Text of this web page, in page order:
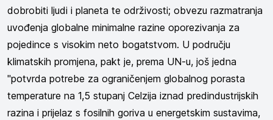
dobrobiti ljudi i planeta te održivosti; obvezu razmatranja
uvođenja globalne minimalne razine oporezivanja za
pojedince s visokim neto bogatstvom. U području
klimatskih promjena, pakt je, prema UN-u, još jedna
"potvrda potrebe za ograničenjem globalnog porasta
temperature na 1,5 stupanj Celzija iznad predindustrijskih
razina i prijelaz s fosilnih goriva u energetskim sustavima,